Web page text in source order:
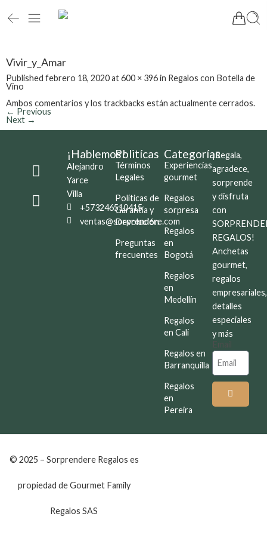
Vivir_y_Amar
Published febrero 18, 2020at600 × 396in Regalos con Botella de
Vino
Ambos comentarios y los trackbacks están actualmente cerrados.
← Previous
Next →
¡Hablemos!
Alejandro
Yarce
Villa
+573246510415
ventas@sorprendere.com
Politícas
Términos
Legales
Políticas de
Garantía y
Devolución
Preguntas
frecuentes
Categorías
Experiencias
gourmet
Regalos
sorpresa
Regalos
en
Bogotá
Regalos
en
Medellín
Regalos
en Cali
Regalos en
Barranquilla
Regalos
en
Pereira
¡Regala,
agradece,
sorprende
y disfruta
con
REGALOS!
Anchetas
gourmet,
regalos
empresariales,
detalles
especiales
y más
Email
© 2025 – Sorprendere Regalos es
propiedad de Gourmet Family
Regalos SAS